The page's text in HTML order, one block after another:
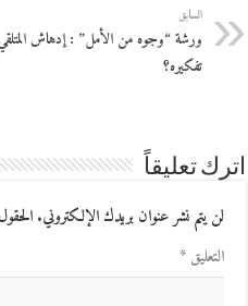
السابق
ورشة “وجوه من الأمل” : إدهاش
تفكيره؟
اترك تعليقاً
لن يتم نشر عنوان بريدك الإلكتروني.
التعليق*